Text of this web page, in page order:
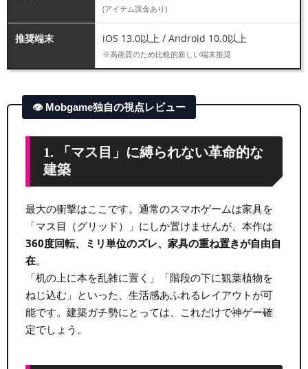
(アイテム課金あり)
推奨端末 iOS 13.0以上 / Android 10.0以上
※高画質のため比較的新しい端末推奨
👁 Mobgame独自の視点レビュー
1. 「マス目」に縛られない革命的な
建築
最大の衝撃はここです。通常のスマホゲームは家具を
「マス目（グリッド）」にしか置けませんが、本作は
360度回転、ミリ単位のズレ、家具の重ね置きが自由自
在。
「机の上に本を乱雑に置く」「階段の下に観葉植物を
ねじ込む」といった、生活感あふれるレイアウトが可
能です。建築ガチ勢にとっては、これだけで神ゲー確
定でしょう。